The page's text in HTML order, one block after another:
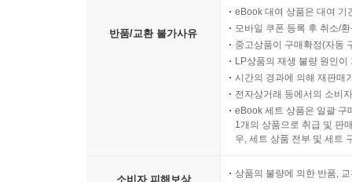
반품/교환 불가사유
eBook 대여 상품은 대여 기
모바일 쿠폰 등록 후 취소/
중고상품이 구매확정(자동
LP상품의 재생 불량 원인
시간의 경과에 의해 재판매
전자상거래 등에서의 소비
eBook 세트 상품은 일괄 구
1개의 상품으로 취급 및 판
우, 세트 상품 전부 및 세트
소비자 피해보상
상품의 불량에 의한 반품,